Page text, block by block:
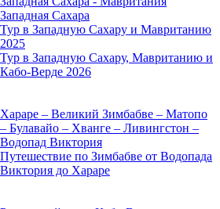
Западная Сахара
Тур в Западную Сахару и Мавританию
2025
Тур в Западную Сахару, Мавританию и
Кабо-Верде 2026
Хараре – Великий Зимбабве – Матопо
– Булавайо – Хванге – Ливингстон –
Водопад Виктория
Путешествие по Зимбабве от Водопада
Виктория до Хараре